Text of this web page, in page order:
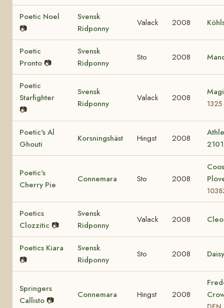
Poetic Noel
📷
Svensk
Ridponny
Valack 2008
Poetic
Pronto 📷
Svensk
Ridponny
Sto 2008
Poetic
Starfighter
📷
Svensk
Ridponny
Valack 2008
1325
Poetic's Al
Ghouti
Korsningshäst Hingst 2008
Poetic's
Cherry Pie
Connemara Sto 2008
Poetics
Clozzitic 📷
Svensk
Ridponny
Valack 2008
Poetics Kiara
📷
Svensk
Ridponny
Sto 2008 Daisy
Springers
Callisto 📷
Connemara Hingst 2008